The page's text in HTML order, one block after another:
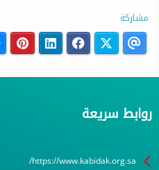
مشاركة
روابط سريعة
https://www.kabidak.org.sa/